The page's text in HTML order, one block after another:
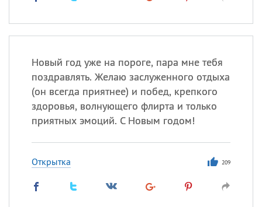
Новый год уже на пороге, пара мне тебя
поздравлять. Желаю заслуженного отдыха
(он всегда приятнее) и побед, крепкого
здоровья, волнующего флирта и только
приятных эмоций. С Новым годом!
Открытка 209